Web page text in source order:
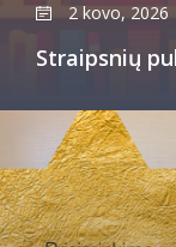
2 kovo, 2026
Straipsnių